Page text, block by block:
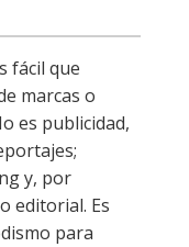
fácil que
marcas o
es publicidad,
y, por
editorial. Es
para